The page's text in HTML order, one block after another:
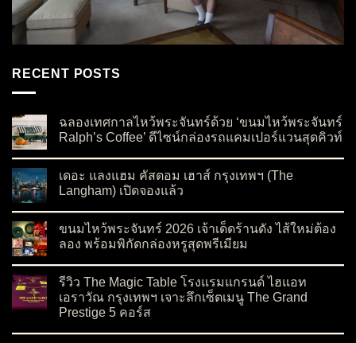
RECENT POSTS
ฉลองเทศกาลไหว้พระจันทร์ด้วย ‘ขนมไหว้พระจันทร์
Ralph’s Coffee’ ดีไซน์กล่องรถแคมเปอร์แวนสุดคิวท์
เดอะ แลงแฮม คัสตอม เฮาส์ กรุงเทพฯ (The
Langham) เปิดจองแล้ว
ขนมไหว้พระจันทร์ 2026 เจ้าเด็ดร้านดัง ไส้ใหม่ต้อง
ลอง พร้อมพิกัดกล่องหรูสุดพรีเมียม
รีวิว The Magic Table โรงแรมแกรนด์ ไฮแอท
เอราวัณ กรุงเทพฯ เจาะลึกเซ็ตเมนู The Grand
Prestige 5 คอร์ส